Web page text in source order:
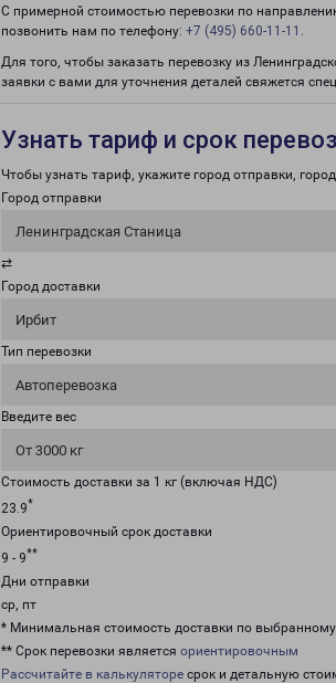
С примерной стоимостью перевозки по
позвонить нам по телефону: +7 (495) 660-11-11 .
Для того, чтобы заказать перевозку из
заявки с вами для уточнения деталей свяжется
Узнать тариф и срок
Чтобы узнать тариф, укажите город отправки,
Город отправки
Ленинградская Станица
⇄
Город доставки
Ирбит
Тип перевозки
Автоперевозка
Введите вес
От 3000 кг
Стоимость доставки за 1 кг (включая НДС)
23.9*
Ориентировочный срок доставки
9 - 9**
Дни отправки
ср, пт
* Минимальная стоимость доставки по
** Срок перевозки является ориентировочным
Рассчитайте в калькуляторе срок и детальную